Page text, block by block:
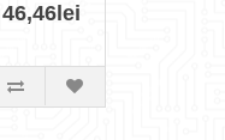
46,46lei